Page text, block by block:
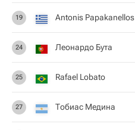
19 Antonis Papakanellos
24 Леонардо Бута
25 Rafael Lobato
27 Тобиас Медина